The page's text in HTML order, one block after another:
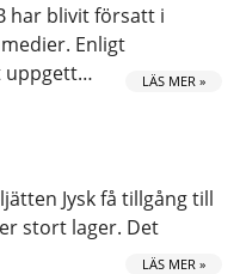
har blivit försatt i
Enligt
uppgett…
LÄS MER »
Jysk få tillgång till
stort lager. Det
LÄS MER »